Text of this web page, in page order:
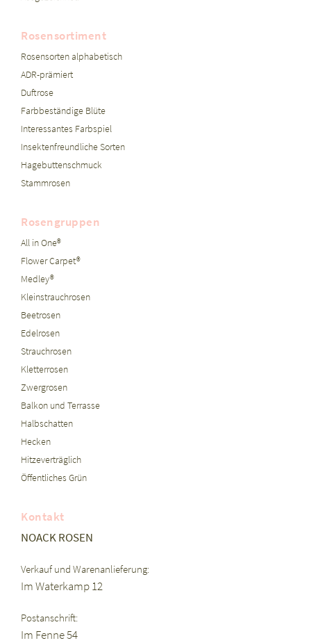
Rosensortiment
Rosensorten alphabetisch
ADR-prämiert
Duftrose
Farbbeständige Blüte
Interessantes Farbspiel
Insektenfreundliche Sorten
Hagebuttenschmuck
Stammrosen
Rosengruppen
All in One®
Flower Carpet®
Medley®
Kleinstrauchrosen
Beetrosen
Edelrosen
Strauchrosen
Kletterrosen
Zwergrosen
Balkon und Terrasse
Halbschatten
Hecken
Hitzeverträglich
Öffentliches Grün
Kontakt
NOACK ROSEN
Verkauf und Warenanlieferung:
Im Waterkamp 12
Postanschrift:
Im Fenne 54